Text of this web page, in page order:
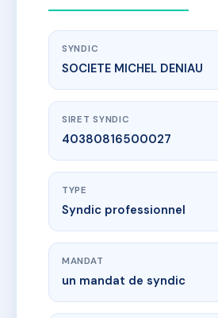
SYNDIC
SOCIETE MICHEL DENIAU
SIRET SYNDIC
40380816500027
TYPE
Syndic professionnel
MANDAT
un mandat de syndic